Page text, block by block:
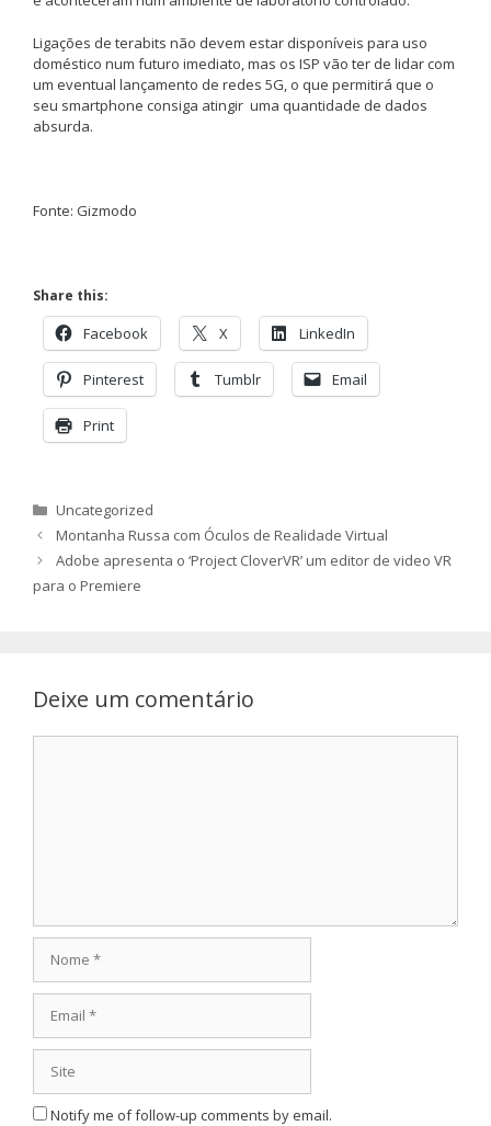
Ligações de terabits não devem estar disponíveis para uso
doméstico num futuro imediato, mas os ISP vão ter de lidar com
um eventual lançamento de redes 5G, o que permitirá que o
seu smartphone consiga atingir uma quantidade de dados
absurda.
Fonte: Gizmodo
Share this:
Facebook X LinkedIn
Pinterest Tumblr Email
Print
Categorias
Uncategorized
Montanha Russa com Óculos de Realidade Virtual
Adobe apresenta o ‘Project CloverVR’ um editor de video VR
para o Premiere
Deixe um comentário
Notify me of follow-up comments by email.